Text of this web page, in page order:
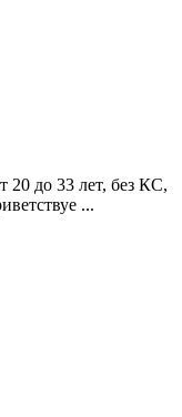
20 до 33 лет, без КС,
...